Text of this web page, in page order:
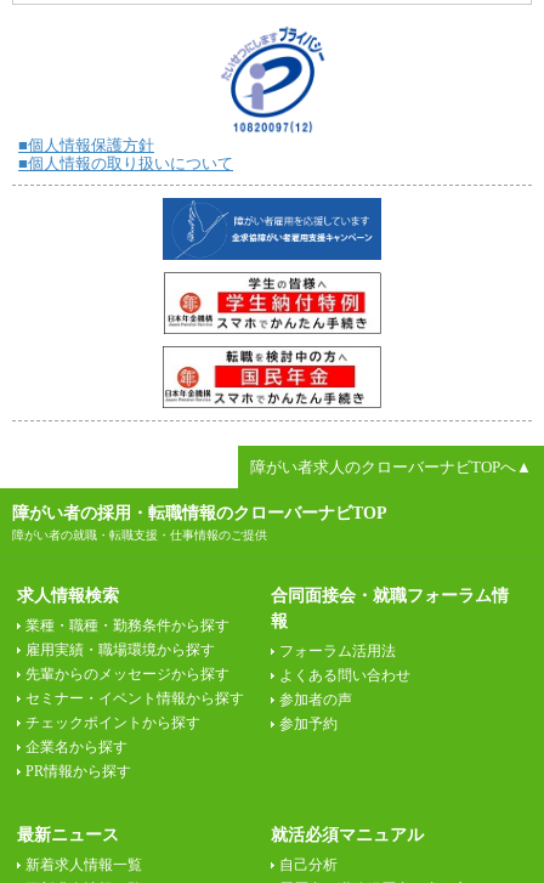
■個人情報保護方針
■個人情報の取り扱いについて
障がい者求人のクローバーナビTOPへ▲
障がい者の採用・転職情報のクローバーナビTOP
障がい者の就職・転職支援・仕事情報のご提供
求人情報検索
業種・職種・勤務条件から探す
雇用実績・職場環境から探す
先輩からのメッセージから探す
セミナー・イベント情報から探す
チェックポイントから探す
企業名から探す
PR情報から探す
合同面接会・就職フォーラム情
報
フォーラム活用法
よくある問い合わせ
参加者の声
参加予約
最新ニュース
新着求人情報一覧
就活必須マニュアル
自己分析